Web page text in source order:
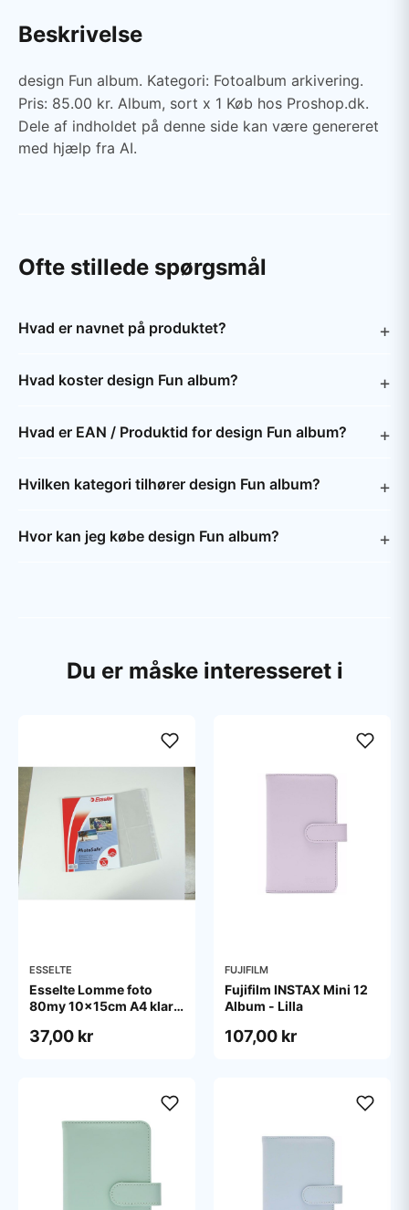
Beskrivelse
design Fun album. Kategori: Fotoalbum arkivering.
Pris: 85.00 kr. Album, sort x 1 Køb hos Proshop.dk.
Dele af indholdet på denne side kan være genereret
med hjælp fra AI.
Ofte stillede spørgsmål
Hvad er navnet på produktet?
Hvad koster design Fun album?
Hvad er EAN / Produktid for design Fun album?
Hvilken kategori tilhører design Fun album?
Hvor kan jeg købe design Fun album?
Du er måske interesseret i
ESSELTE
Esselte Lomme foto
80my 10x15cm A4 klar
37,00 kr
FUJIFILM
Fujifilm INSTAX Mini 12
Album - Lilla
107,00 kr